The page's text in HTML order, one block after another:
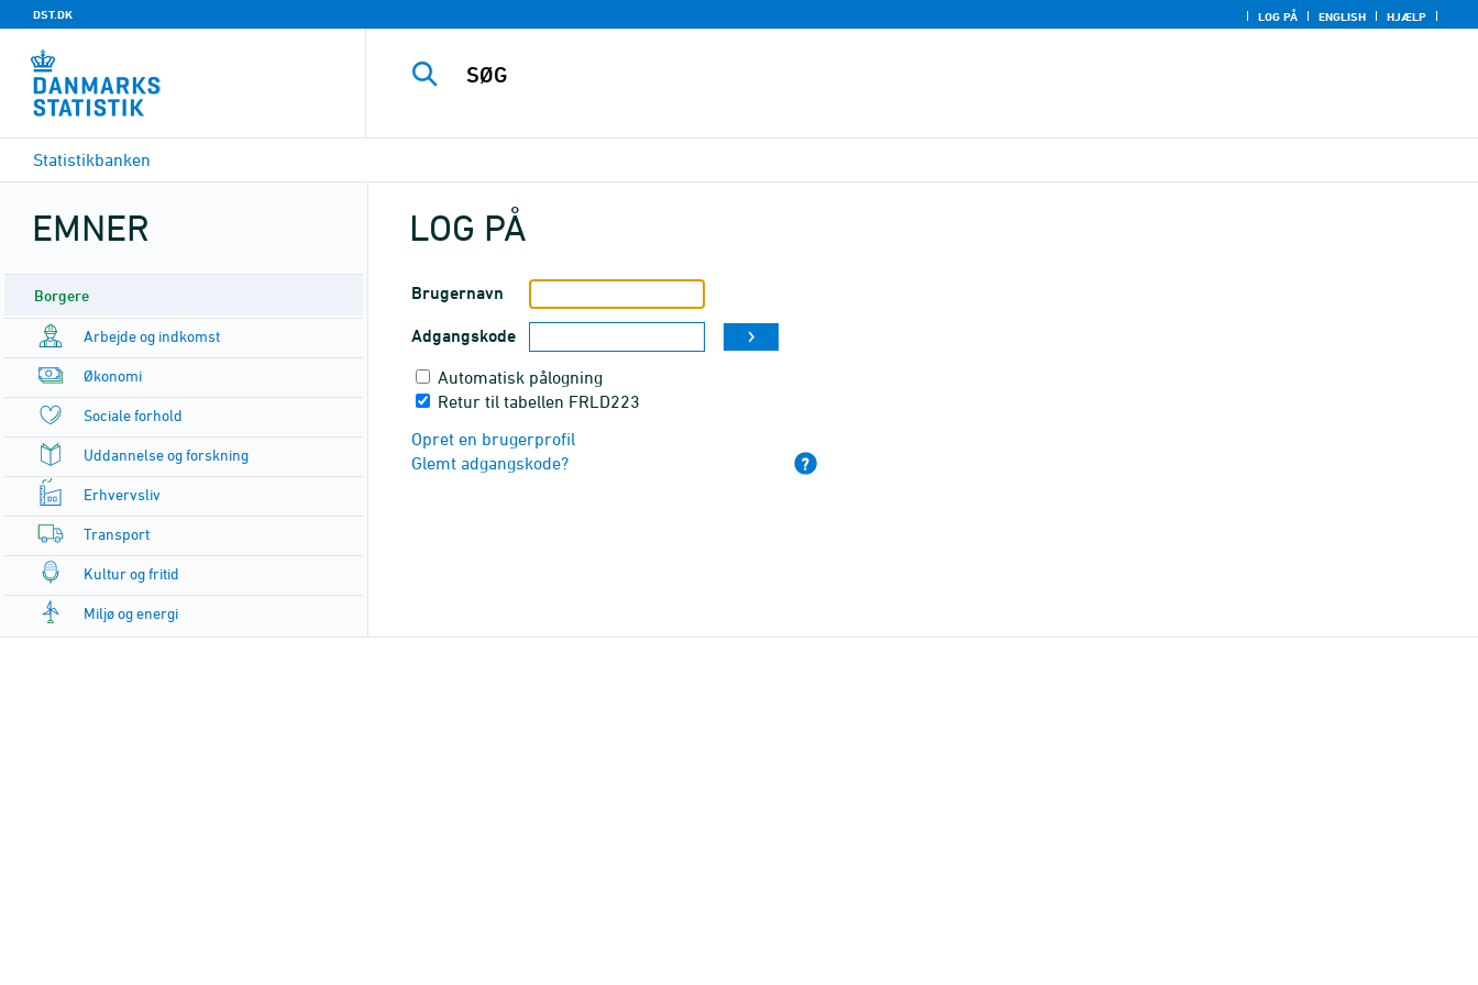
DST.DK LOG PÅ ENGLISH HJÆLP
Statistikbanken
EMNER
Borgere
Arbejde og indkomst
Økonomi
Sociale forhold
Uddannelse og forskning
Erhvervsliv
Transport
Kultur og fritid
Miljø og energi
LOG PÅ
Brugernavn
Adgangskode
Automatisk pålogning
Retur til tabellen FRLD223
Opret en brugerprofil
Glemt adgangskode?